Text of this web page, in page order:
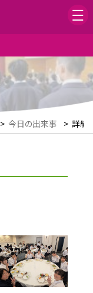
> 今日の出来事 > 詳細